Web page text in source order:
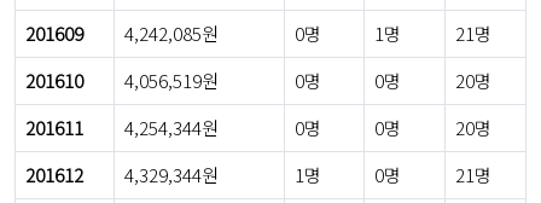
201609
4,242,085원 0명 1명
21명
201610
4,056,519원 0명 0명
20명
201611
4,254,344원 0명 0명
20명
201612
4,329,344원 1명 0명
21명